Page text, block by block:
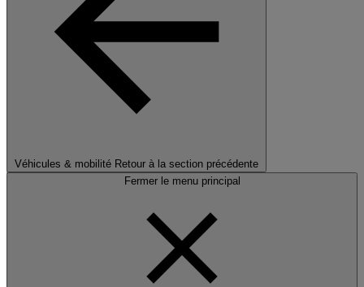
Véhicules & mobilité Retour à la section précédente
Fermer le menu principal